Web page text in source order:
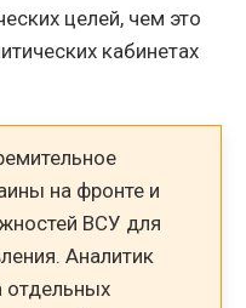
целей, чем это
кабинетах
на фронте и
ВСУ для
Аналитик
отдельных